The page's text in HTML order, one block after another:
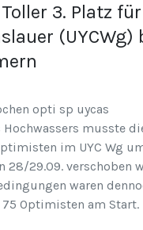
3. Platz für
(UYCWg)
musste
im UYC Wg
28/29.09. verschoben
waren
Optimisten am Start.